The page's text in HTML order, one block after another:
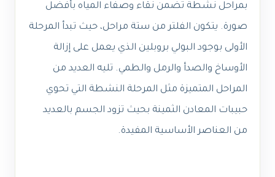
بمراحل نشطة تضمن نقاء وصفاء المياه بأفضل
صورة. يتكون الفلتر من ستة مراحل، حيث تبدأ المرحلة
الأولى بوجود البولي بروبلين الذي يعمل على إزالة
الأوساخ والصدأ والرمل والطمي. تليه العديد من
المراحل المتميزة مثل المرحلة النشطة التي تحوي
حبيبات المعادن الثمينة بحيث تزود الجسم بالعديد
من العناصر الأساسية المفيدة.